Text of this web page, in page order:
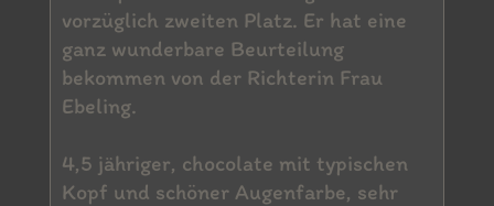
vorzüglich zweiten Platz. Er hat eine
ganz wunderbare Beurteilung
bekommen von der Richterin Frau
Ebeling.
4,5 jähriger, chocolate mit typischen
Kopf und schöner Augenfarbe, sehr